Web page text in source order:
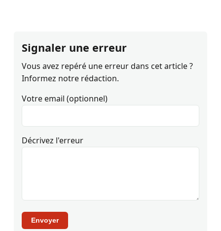
Signaler une erreur
Vous avez repéré une erreur dans cet article ?
Informez notre rédaction.
Votre email (optionnel)
Décrivez l'erreur
Envoyer